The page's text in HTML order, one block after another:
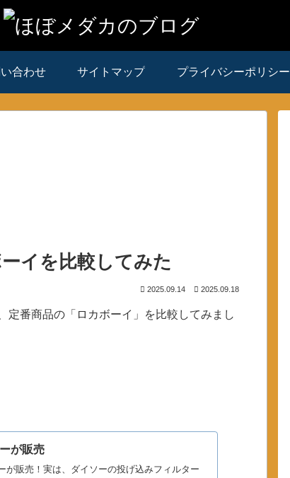
合わせ サイトマップ プライバシーポリシー
イを比較してみた
2025.09.14 2025.09.18
定番商品の「ロカボーイ」を比較してみまし
が販売
が販売！実は、ダイソーの投げ込みフィルター